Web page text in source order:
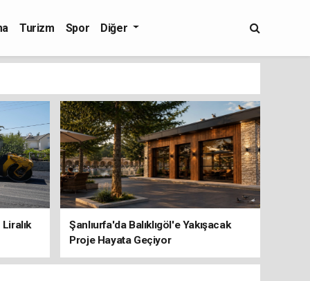
Turizm Spor Diğer
Şanlıurfa'da Balıklıgöl'e Yakışacak
Proje Hayata Geçiyor